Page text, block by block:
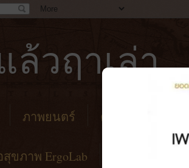
ล้วฤาเล่า
ภาพยนตร์ คาเฟ่
ขภาพ ErgoLab